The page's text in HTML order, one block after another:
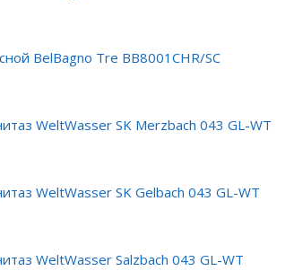
BelBagno Tre BB8001CHR/SC
WeltWasser SK Merzbach 043 GL-WT
WeltWasser SK Gelbach 043 GL-WT
WeltWasser Salzbach 043 GL-WT